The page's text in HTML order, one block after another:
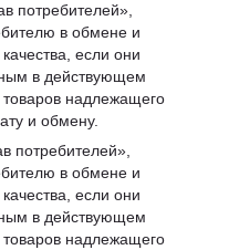
потребителей»,
в обмене и
если они
в действующем
надлежащего
и обмену.
потребителей»,
в обмене и
если они
в действующем
надлежащего